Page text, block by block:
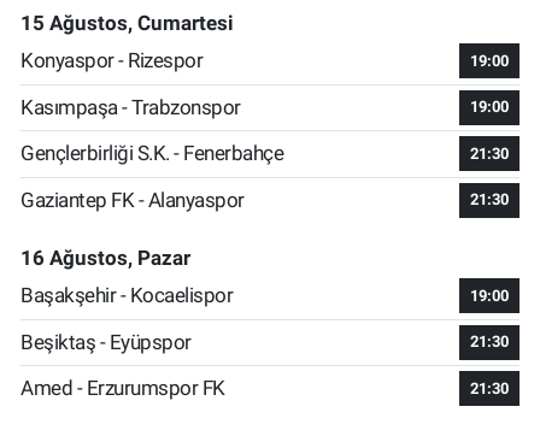
15 Ağustos, Cumartesi
Konyaspor - Rizespor
19:00
Kasımpaşa - Trabzonspor 19:00
Gençlerbirliği S.K. - Fenerbahçe 21:30
Gaziantep FK - Alanyaspor 21:30
16 Ağustos, Pazar
Başakşehir - Kocaelispor
19:00
Beşiktaş - Eyüpspor 21:30
Amed - Erzurumspor FK 21:30